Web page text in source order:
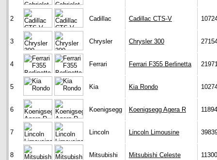
2 Cadillac Cadillac CTS-V
3 Chrysler Chrysler 300
4 Ferrari Ferrari F355 Berlinetta
5 Kia Kia Rondo
6 Koenigsegg Koenigsegg Agera R
7 Lincoln Lincoln Limousine
8 Mitsubishi Mitsubishi Celeste